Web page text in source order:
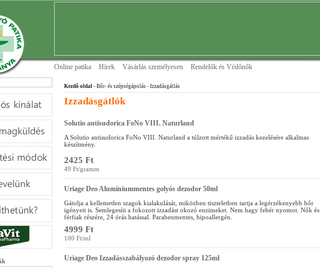
Online patika Hírek Vásárlás személyesen Rendelők és Védőnők
Kezdõ oldal - Bőr- és szépségápolás - Izzadásgátlás
Izzadásgátlók
Solutio antisudorica FoNo VIII. Naturland
A Solutio antisudorica FoNo VIII. Naturland a túlzott mértékű izzadás kezelésére alkalmas
készítmény.
2425 Ft
49 Ft/gramm
Uriage Deo Alumíniummentes golyós dezodor 50ml
Gátolja a kellemetlen szagok kialakulását, miközben tiszteletben tartja a legérzékenyebb bőr
igényeit is. Semlegesíti a fokozott izzadást okozó enzimeket. Nem hagy fehér nyomot. Nők és
férfiak részére, 24 órás hatással. Parabenmentes, hipoallergén.
4999 Ft
100 Ft/ml
Uriage Deo Izzadásszabályozó dezodor spray 125ml